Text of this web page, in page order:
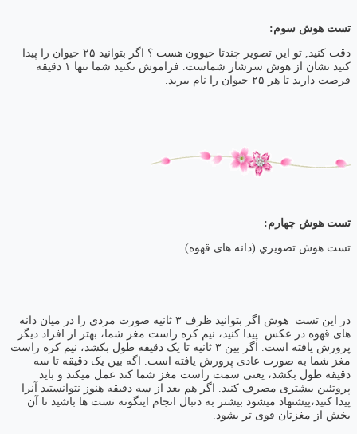
تست هوش سوم:
دقت کنید, تو این تصویر چندتا حیوون هست ؟ اگر بتوانید ۲۵ حیوان را پیدا
کنید نشان از هوش سرشار شماست. فراموش نکنید شما تنها ۱ دقیقه
فرصت دارید تا هر ۲۵ حیوان را نام ببرید.
تست هوش چهارم:
تست هوش تصويري (دانه های قهوه)
در این تست هوش اگر بتوانید ظرف ۳ ثانیه صورت مردی را در میان دانه
های قهوه در عکس پیدا کنید، نیم کره راست مغز شما، بهتر از افراد دیگر
پرورش یافته است. اگر بین ۳ ثانیه تا یک دقیقه طول بکشد، نیم کره راست
مغز شما به صورت عادی پرورش یافته است. اگه بین یک دقیقه تا سه
دقیقه طول بکشد، یعنی سمت راست مغز شما کند عمل میکند و باید
پروتئین بیشتری مصرف کنید. اگر هم بعد از سه دقیقه هنوز نتوانستید آنرا
پیدا کنید،پیشنهاد میشود بیشتر به دنبال انجام اینگونه تست ها باشید تا آن
بخش از مغزتان قوی تر بشود.